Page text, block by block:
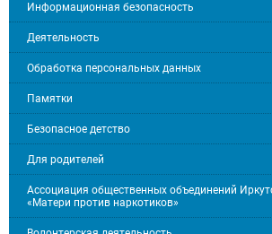
Информационная безопасность
Деятельность
Обработка персональных данных
Памятки
Безопасное детство
Для родителей
Ассоциация общественных объединений
«Матери против наркотиков»